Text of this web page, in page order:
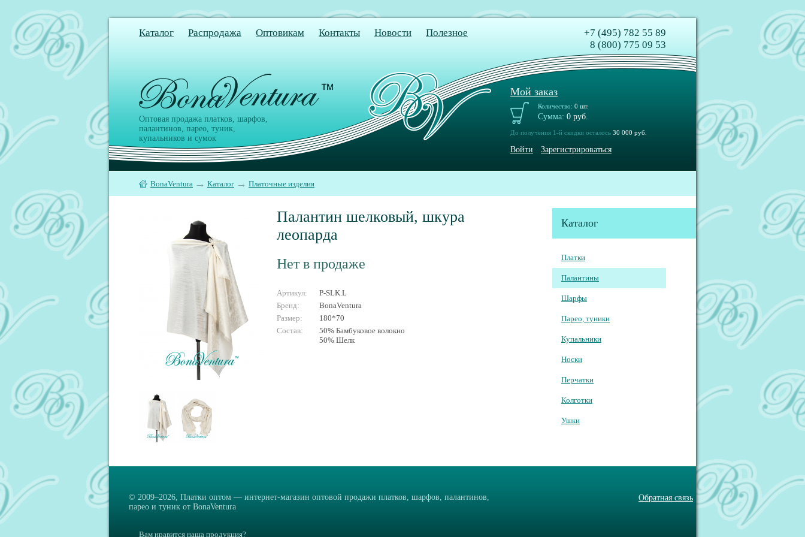
Каталог Распродажа Оптовикам Контакты Новости Полезное
+7 (495) 782 55 89
8 (800) 775 09 53
Оптовая продажа платков, шарфов,
палантинов, парео, туник,
купальников и сумок
Мой заказ
Количество: 0 шт.
Сумма: 0 руб.
До получения 1-й скидки осталось 30 000 руб.
Войти Зарегистрироваться
BonaVentura → Каталог → Платочные изделия
Палантин шелковый, шкура
леопарда
Нет в продаже
Артикул:
P-SLK.L
Бренд:
BonaVentura
Размер:
180*70
Состав:
50% Бамбуковое волокно
50% Шелк
Каталог
Платки
Палантины
Шарфы
Парео, туники
Купальники
Носки
Перчатки
Колготки
Ушки
Обратная связь
© 2009–2026, Платки оптом — интернет-магазин оптовой продажи платков, шарфов, палантинов,
парео и туник от BonaVentura
Вам нравится наша продукция?